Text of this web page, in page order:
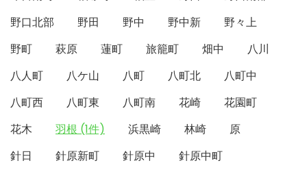
野口北部
野田 野中 野中新
野々上
野町
萩原 蓮町 旅籠町 畑中
八川
八人町
八ケ山 八町 八町北
八町中
八町西
八町東 八町南 花崎
花園町
花木
羽根 (1件) 浜黒崎 林崎
原
針日
針原新町 針原中 針原中町